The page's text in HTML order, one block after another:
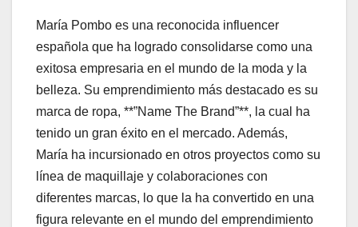
María Pombo es una reconocida influencer
española que ha logrado consolidarse como una
exitosa empresaria en el mundo de la moda y la
belleza. Su emprendimiento más destacado es su
marca de ropa, **”Name The Brand”**, la cual ha
tenido un gran éxito en el mercado. Además,
María ha incursionado en otros proyectos como su
línea de maquillaje y colaboraciones con
diferentes marcas, lo que la ha convertido en una
figura relevante en el mundo del emprendimiento